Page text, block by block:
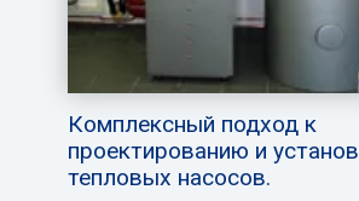
Комплексный подход к
проектированию и
тепловых насосов.